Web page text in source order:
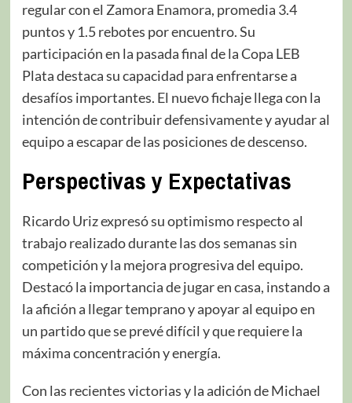
regular con el Zamora Enamora, promedia 3.4
puntos y 1.5 rebotes por encuentro. Su
participación en la pasada final de la Copa LEB
Plata destaca su capacidad para enfrentarse a
desafíos importantes. El nuevo fichaje llega con la
intención de contribuir defensivamente y ayudar al
equipo a escapar de las posiciones de descenso.
Perspectivas y Expectativas
Ricardo Uriz expresó su optimismo respecto al
trabajo realizado durante las dos semanas sin
competición y la mejora progresiva del equipo.
Destacó la importancia de jugar en casa, instando a
la afición a llegar temprano y apoyar al equipo en
un partido que se prevé difícil y que requiere la
máxima concentración y energía.
Con las recientes victorias y la adición de Michael